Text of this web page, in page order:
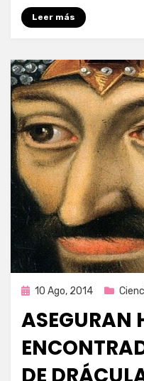
Leer más
Publicada
10 Ago, 2014
ASEGURAN